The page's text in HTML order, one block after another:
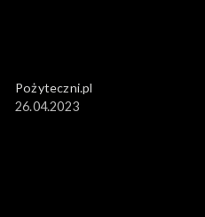
Pożyteczni.pl
26.04.2023